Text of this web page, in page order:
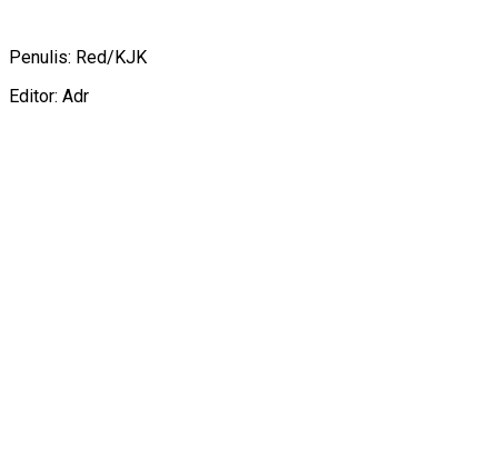
Penulis: Red/KJK
Editor: Adr